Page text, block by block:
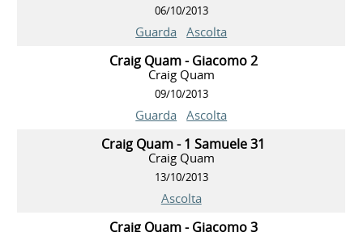
06/10/2013
Guarda Ascolta
Craig Quam - Giacomo 2
Craig Quam
09/10/2013
Guarda Ascolta
Craig Quam - 1 Samuele 31
Craig Quam
13/10/2013
Ascolta
Craig Quam - Giacomo 3